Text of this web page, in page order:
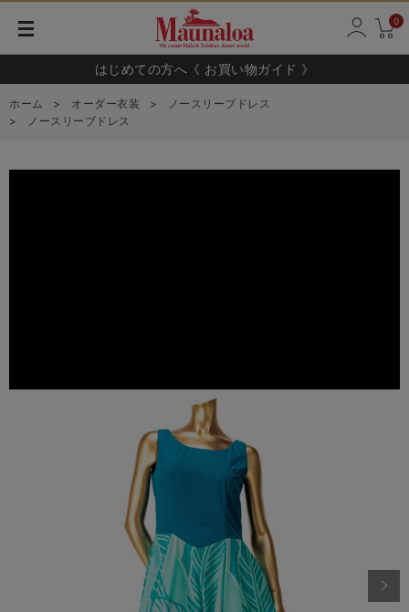
0
はじめての方へ《 お買い物ガイド 》
ホーム > オーダー衣装 >
ノースリーブドレス
>
ノースリーブドレス